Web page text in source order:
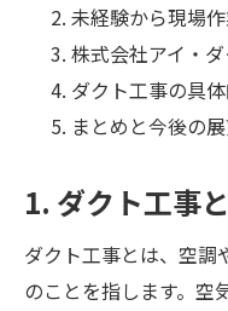
未経験から現場
株式会社アイ・
ダクト工事の具
まとめと今後の
1. ダクト工事
ダクト工事とは、空調
のことを指します。空